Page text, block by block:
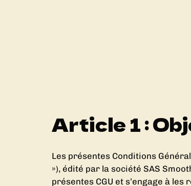
Article 1 :
Les présentes Conditions
»), édité par la société SAS
présentes CGU et s’engage à